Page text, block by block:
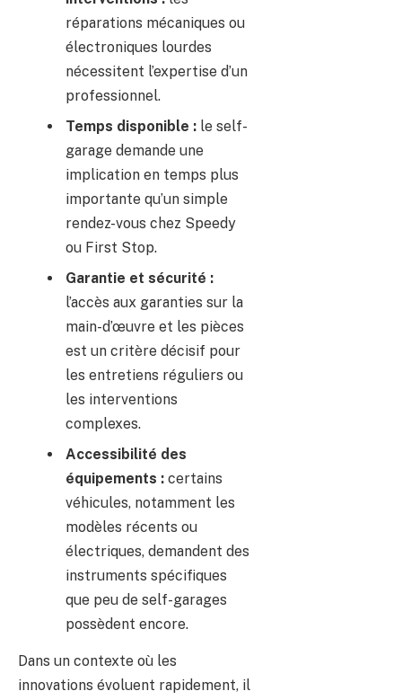
réparations mécaniques ou
électroniques lourdes
nécessitent l’expertise d’un
professionnel.
Temps disponible : le self-
garage demande une
implication en temps plus
importante qu’un simple
rendez-vous chez Speedy
ou First Stop.
Garantie et sécurité :
l’accès aux garanties sur la
main-d’œuvre et les pièces
est un critère décisif pour
les entretiens réguliers ou
les interventions
complexes.
Accessibilité des
équipements : certains
véhicules, notamment les
modèles récents ou
électriques, demandent des
instruments spécifiques
que peu de self-garages
possèdent encore.
Dans un contexte où les
innovations évoluent rapidement, il